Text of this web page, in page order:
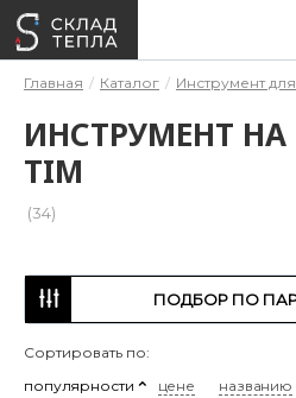
Главная Каталог Инструмент
ИНСТРУМЕНТ
TIM
(34)
ПОДБОР ПО
Сортировать по:
популярности
цене названию